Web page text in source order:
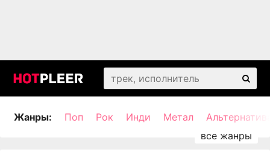
Жанры: Поп Рок Инди Метал